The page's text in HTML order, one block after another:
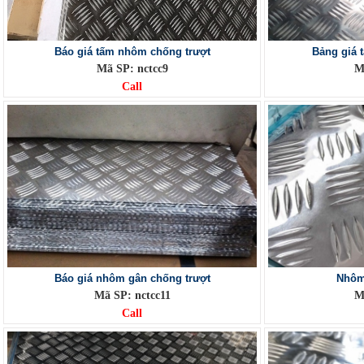
Báo giá tấm nhôm chống trượt
Mã SP: nctcc9
Call
Bảng giá
Báo giá nhôm gân chống trượt
Mã SP: nctcc11
Call